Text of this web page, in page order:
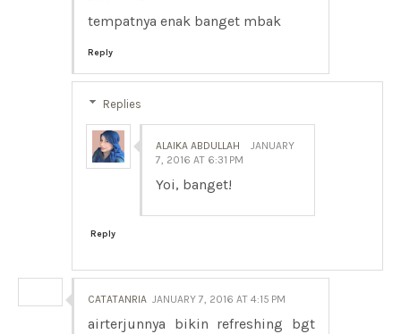
tempatnya enak banget mbak
Reply
Replies
ALAIKA ABDULLAH
JANUARY
7, 2016 AT 6:31 PM
Yoi, banget!
Reply
CATATANRIA JANUARY 7, 2016 AT 4:15 PM
airterjunnya bikin refreshing bgt